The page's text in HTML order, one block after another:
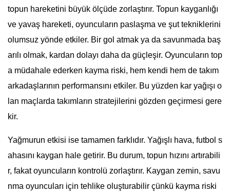
topun hareketini büyük ölçüde zorlaştırır. Topun kayganlığı
ve yavaş hareketi, oyuncuların paslaşma ve şut tekniklerini
olumsuz yönde etkiler. Bir gol atmak ya da savunmada baş
arılı olmak, kardan dolayı daha da güçleşir. Oyuncuların top
a müdahale ederken kayma riski, hem kendi hem de takım
arkadaşlarının performansını etkiler. Bu yüzden kar yağışı o
lan maçlarda takımların stratejilerini gözden geçirmesi gere
kir.
Yağmurun etkisi ise tamamen farklıdır. Yağışlı hava, futbol s
ahasını kaygan hale getirir. Bu durum, topun hızını artırabili
r, fakat oyuncuların kontrolü zorlaştırır. Kaygan zemin, savu
nma oyuncuları için tehlike oluşturabilir çünkü kayma riski